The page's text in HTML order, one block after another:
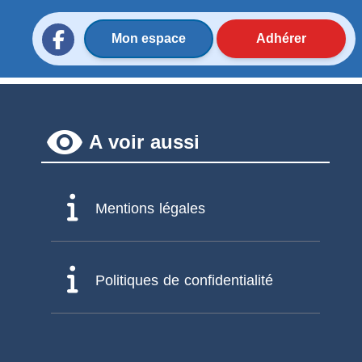
Mon espace Adhérer
remove_red_eye A voir aussi
Mentions légales
Politiques de confidentialité